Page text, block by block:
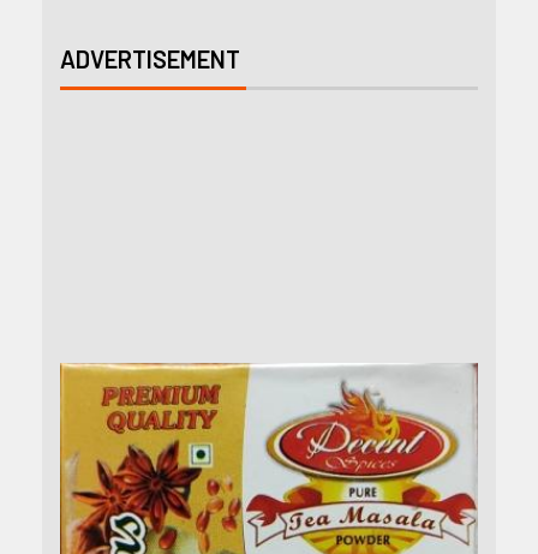
ADVERTISEMENT